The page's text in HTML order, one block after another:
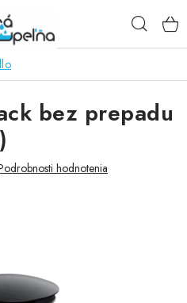
bez prepadu
hodnotenia